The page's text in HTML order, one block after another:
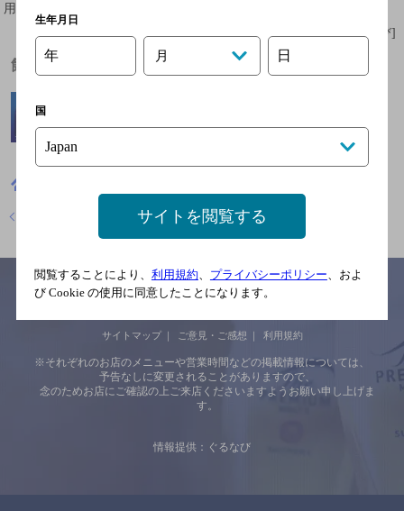
用ください。
[情報提供：ぐるなび]
飲めるお酒
店舗トップに戻る
サイトマップ ご意見・ご感想 利用規約
※それぞれのお店のメニューや営業時間などの掲載情報については、
予告なしに変更されることがありますので、
念のためお店にご確認の上ご来店くださいますようお願い申し上げま
す。
情報提供：ぐるなび
生年月日
年 月 日
国
サイトを閲覧する
閲覧することにより、 利用規約 プライバシーポリシー 、およ
び Cookie の使用に同意したことになります。